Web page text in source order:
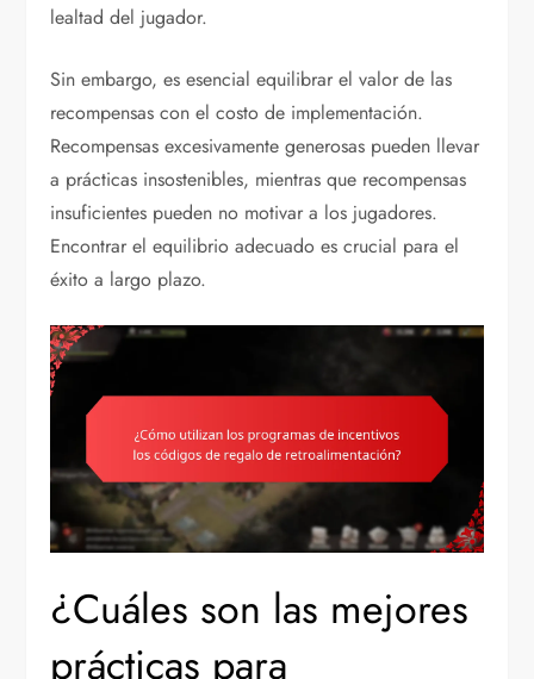
lealtad del jugador.
Sin embargo, es esencial equilibrar el valor de las
recompensas con el costo de implementación.
Recompensas excesivamente generosas pueden llevar
a prácticas insostenibles, mientras que recompensas
insuficientes pueden no motivar a los jugadores.
Encontrar el equilibrio adecuado es crucial para el
éxito a largo plazo.
¿Cuáles son las mejores
prácticas para